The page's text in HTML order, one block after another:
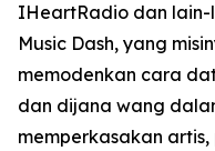
IHeartRadio dan
Music Dash, yang
memodenkan cara
dan dijana wang
memperkasakan